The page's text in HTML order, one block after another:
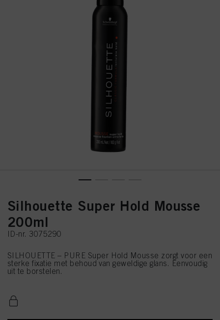
Silhouette Super Hold Mousse
200ml
ID-nr. 3075290
SILHOUETTE – PURE Super Hold Mousse zorgt voor een
sterke fixatie met behoud van geweldige glans. Eenvoudig
uit te borstelen.